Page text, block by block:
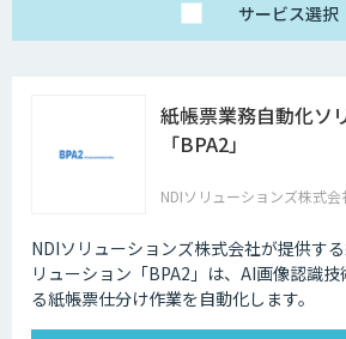
月額32,780円（税込）
サービス選択
紙帳票業務自動化ソ
「BPA2」
NDIソリューションズ株式会
NDIソリューションズ株式会社が提供す
リューション「BPA2」は、AI画像認識
る紙帳票仕分け作業を自動化します。